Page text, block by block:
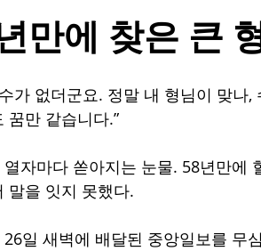
만에 찾은 큰
꿈만 같습니다.”
열자마다 쏟아지는 눈물. 58년만에
말을 잇지 못했다.
일 새벽에 배달된 중앙일보를 무